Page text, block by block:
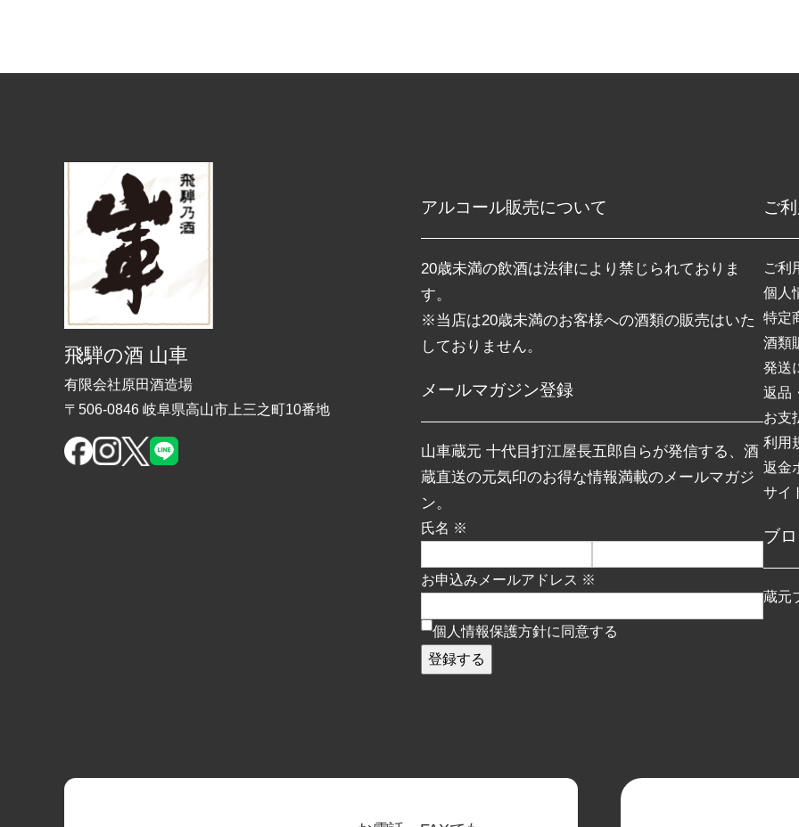
飛騨の酒 山車
有限会社原田酒造場
〒506-0846 岐阜県高山市上三之町10番地
アルコール販売について
20歳未満の飲酒は法律により禁じられておりま
す。
※当店は20歳未満のお客様への酒類の販売はいた
しておりません。
メールマガジン登録
山車蔵元 十代目打江屋長五郎自らが発信する、酒
蔵直送の元気印のお得な情報満載のメールマガジ
ン。
氏名 ※
お申込みメールアドレス ※
個人情報保護方針に同意する
ご
ご利
個人
特定
酒類
発送
返品
お支
利用
返金
サイ
ブ
蔵元